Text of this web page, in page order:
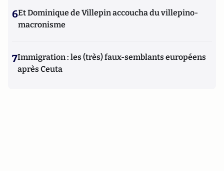
6Et Dominique de Villepin accoucha du villepino-
macronisme
7Immigration : les (très) faux-semblants européens
après Ceuta